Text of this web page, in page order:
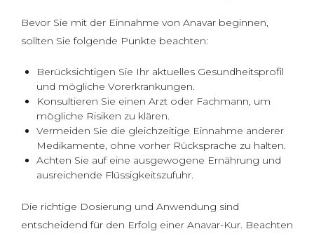
Bevor Sie mit der Einnahme von Anavar beginnen,
sollten Sie folgende Punkte beachten:
Berücksichtigen Sie Ihr aktuelles Gesundheitsprofil
und mögliche Vorerkrankungen.
Konsultieren Sie einen Arzt oder Fachmann, um
mögliche Risiken zu klären.
Vermeiden Sie die gleichzeitige Einnahme anderer
Medikamente, ohne vorher Rücksprache zu halten.
Achten Sie auf eine ausgewogene Ernährung und
ausreichende Flüssigkeitszufuhr.
Die richtige Dosierung und Anwendung sind
entscheidend für den Erfolg einer Anavar-Kur. Beachten